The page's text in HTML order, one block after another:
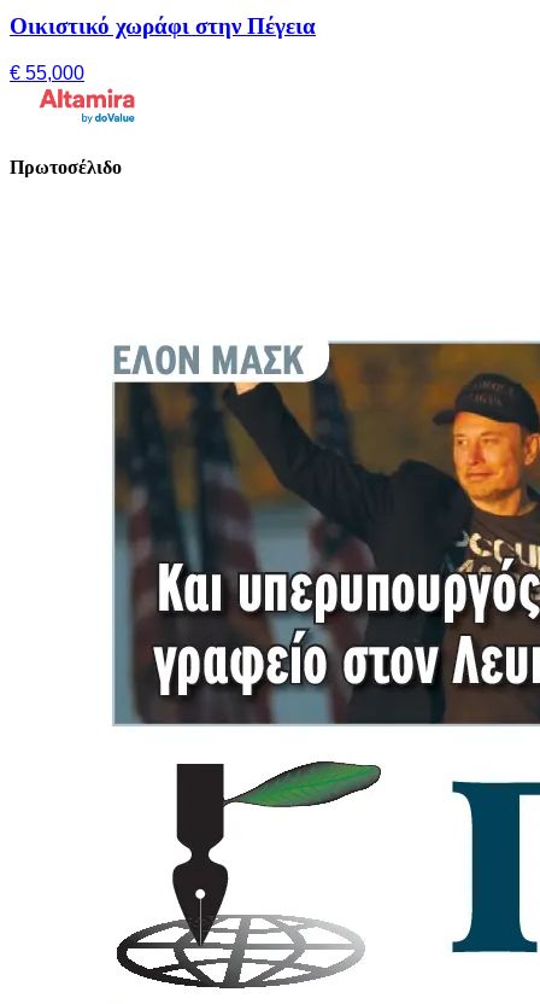
Οικιστικό χωράφι στην Πέγεια
€ 55,000
Πρωτοσέλιδο